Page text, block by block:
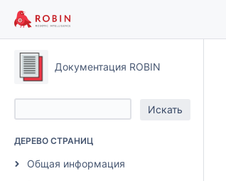
Документация ROBIN
ДЕРЕВО СТРАНИЦ
Общая информация